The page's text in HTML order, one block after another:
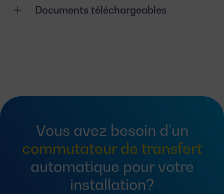
Documents téléchargeables
Vous avez besoin d’un
commutateur de transfert
automatique pour votre
installation?